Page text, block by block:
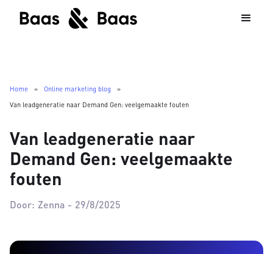
Home » Online marketing blog
»
Van leadgeneratie naar Demand Gen: veelgemaakte fouten
Van leadgeneratie naar
Demand Gen: veelgemaakte
fouten
Door: Zenna - 29/8/2025